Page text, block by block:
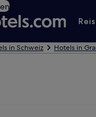
in Schweiz Hotels in